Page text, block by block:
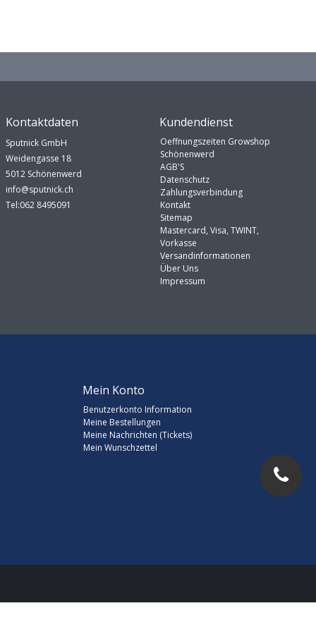
Kontaktdaten
Sputnick GmbH
Weidengasse 18
5012 Schönenwerd
info@sputnick.ch
Tel:062 8495091
Kundendienst
Oeffnungszeiten Growshop
Schönenwerd
AGB'S
Datenschutz
Zahlungsverbindung
Kontakt
Sitemap
Mastercard, Visa, TWINT,
Vorkasse
Versandinformationen
Über Uns
Impressum
Mein Konto
Benutzerkonto Information
Meine Bestellungen
Meine Nachrichten (Tickets)
Mein Wunschzettel